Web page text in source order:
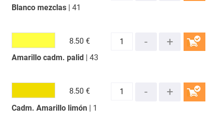
Blanco mezclas| 41
Amarillo cadm. palid | 43
8.50 €
Cadm. Amarillo limón| 1
8.50 €